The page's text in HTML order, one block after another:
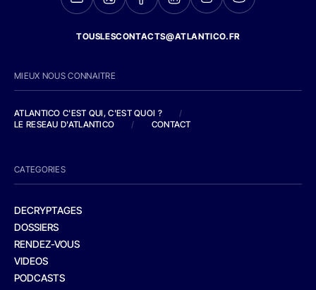
TOUSLESCONTACTS@ATLANTICO.FR
MIEUX NOUS CONNAITRE
ATLANTICO C'EST QUI, C'EST QUOI ?
/
LE RESEAU D'ATLANTICO
/ CONTACT
CATEGORIES
DECRYPTAGES
DOSSIERS
RENDEZ-VOUS
VIDEOS
PODCASTS